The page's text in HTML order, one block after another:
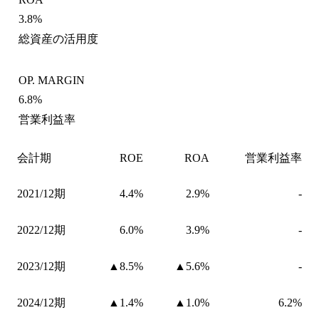
3.8%
総資産の活用度
OP. MARGIN
6.8%
営業利益率
会計期 ROE ROA 営業利益率
2021/12期 4.4% 2.9% -
2022/12期 6.0% 3.9% -
2023/12期 ▲8.5% ▲5.6% -
2024/12期 ▲1.4% ▲1.0% 6.2%